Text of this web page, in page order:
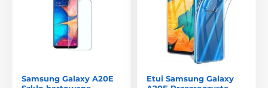
Samsung Galaxy A20E
Etui Samsung Galaxy